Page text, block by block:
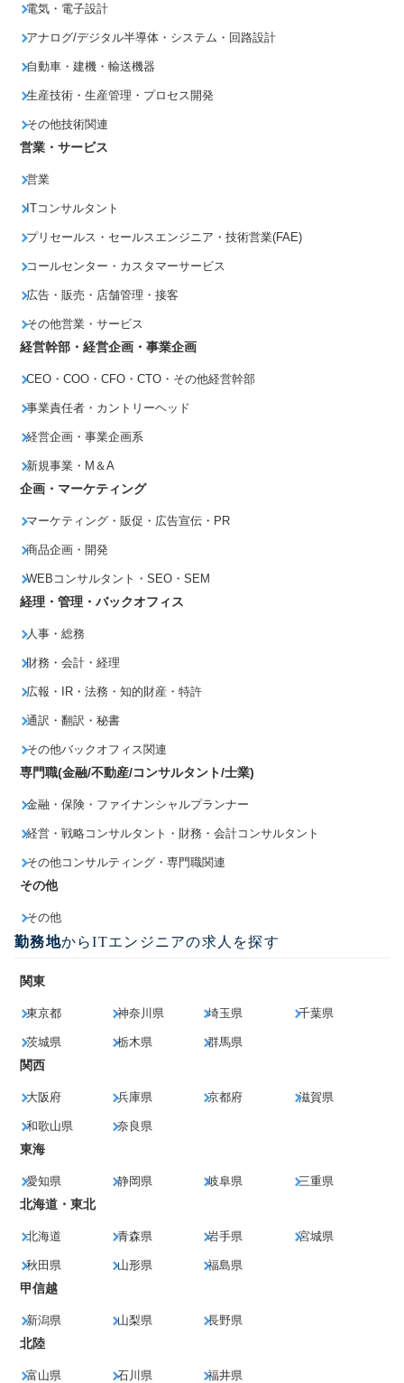
電気・電子設計
アナログ/デジタル半導体・システム・回路設計
自動車・建機・輸送機器
生産技術・生産管理・プロセス開発
その他技術関連
営業・サービス
営業
ITコンサルタント
プリセールス・セールスエンジニア・技術営業(FAE)
コールセンター・カスタマーサービス
広告・販売・店舗管理・接客
その他営業・サービス
経営幹部・経営企画・事業企画
CEO・COO・CFO・CTO・その他経営幹部
事業責任者・カントリーヘッド
経営企画・事業企画系
新規事業・M＆A
企画・マーケティング
マーケティング・販促・広告宣伝・PR
商品企画・開発
WEBコンサルタント・SEO・SEM
経理・管理・バックオフィス
人事・総務
財務・会計・経理
広報・IR・法務・知的財産・特許
通訳・翻訳・秘書
その他バックオフィス関連
専門職(金融/不動産/コンサルタント/士業)
金融・保険・ファイナンシャルプランナー
経営・戦略コンサルタント・財務・会計コンサルタント
その他コンサルティング・専門職関連
その他
その他
勤務地からITエンジニアの求人を探す
関東
東京都 神奈川県 埼玉県 千葉県
茨城県 栃木県 群馬県
関西
大阪府 兵庫県 京都府 滋賀県
和歌山県 奈良県
東海
愛知県 静岡県 岐阜県 三重県
北海道・東北
北海道 青森県 岩手県 宮城県
秋田県 山形県 福島県
甲信越
新潟県 山梨県 長野県
北陸
富山県 石川県 福井県